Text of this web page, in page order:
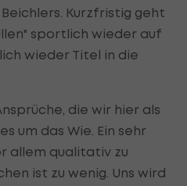
Kurzfristig geht
sportlich wieder auf
wieder Titel in die
die wir hier als
um das Wie. Ein sehr
allem qualitativ zu
ist zu wenig. Uns wird